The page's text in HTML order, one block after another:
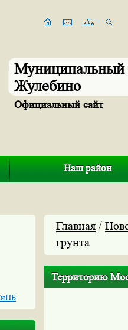
Муниципальный
Жулебино
Официальный сайт
Наш район
Главная /
грунта
Территорию